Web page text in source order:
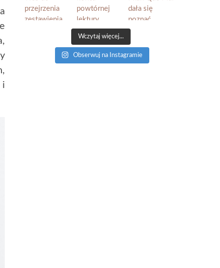
i
Wczytaj więcej...
Obserwuj na Instagramie